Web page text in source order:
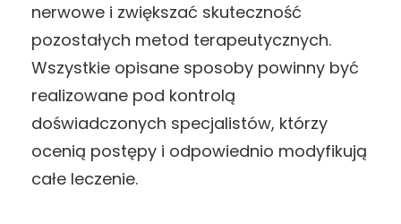
nerwowe i zwiększać skuteczność
pozostałych metod terapeutycznych.
Wszystkie opisane sposoby powinny być
realizowane pod kontrolą
doświadczonych specjalistów, którzy
ocenią postępy i odpowiednio modyfikują
całe leczenie.